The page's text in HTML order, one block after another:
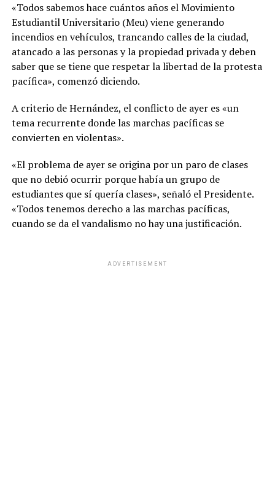
«Todos sabemos hace cuántos años el Movimiento
Estudiantil Universitario (Meu) viene generando
incendios en vehículos, trancando calles de la ciudad,
atancado a las personas y la propiedad privada y deben
saber que se tiene que respetar la libertad de la protesta
pacífica», comenzó diciendo.
A criterio de Hernández, el conflicto de ayer es «un
tema recurrente donde las marchas pacíficas se
convierten en violentas».
«El problema de ayer se origina por un paro de clases
que no debió ocurrir porque había un grupo de
estudiantes que sí quería clases», señaló el Presidente.
«Todos tenemos derecho a las marchas pacíficas,
cuando se da el vandalismo no hay una justificación.
ADVERTISEMENT